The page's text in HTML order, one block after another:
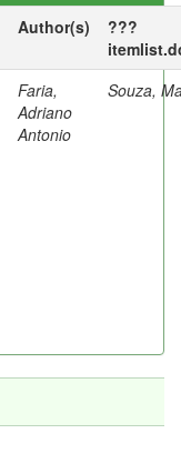
Author(s)
???
Faria,
Adriano
Antonio
Souza,